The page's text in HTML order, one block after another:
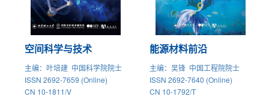
空间科学与技术
主编：叶培建 中国科学院院士
ISSN 2692-7659 (Online)
CN 10-1811/V
能源材料前沿
主编：吴锋 中国工程院院士
ISSN 2692-7640 (Online)
CN 10-1792/T